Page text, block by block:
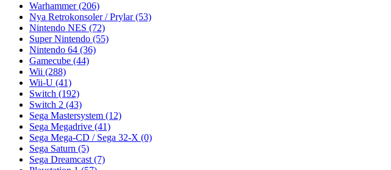
Warhammer(206)
Nya Retrokonsoler / Prylar(53)
Nintendo NES (72)
Super Nintendo (55)
Nintendo 64 (36)
Gamecube (44)
Wii (288)
Wii-U (41)
Switch (192)
Switch 2 (43)
Sega Mastersystem (12)
Sega Megadrive (41)
Sega Mega-CD / Sega 32-X (0)
Sega Saturn (5)
Sega Dreamcast (7)